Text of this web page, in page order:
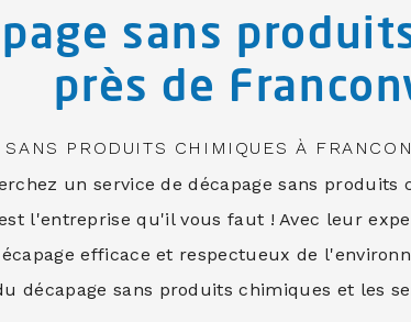
sans
près de
SANS PRODUITS CHIMIQUES À
un service de décapage sans produits
l'entreprise qu'il vous faut ! Avec leur
efficace et respectueux de
décapage sans produits chimiques et les